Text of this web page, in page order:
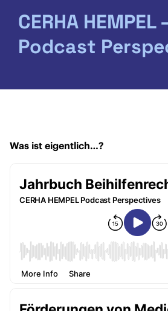
CERHA HEMPEL
Podcast
Was ist eigentlich…?